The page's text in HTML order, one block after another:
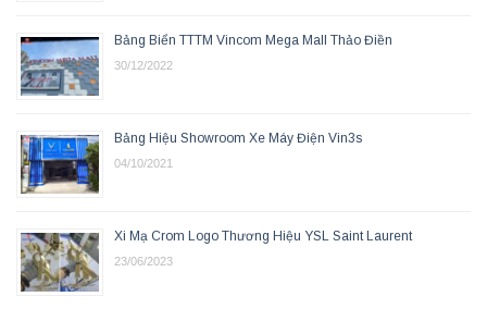
Bảng Biển TTTM Vincom Mega Mall Thảo Điền
30/12/2022
Bảng Hiệu Showroom Xe Máy Điện Vin3s
04/10/2021
Xi Mạ Crom Logo Thương Hiệu YSL Saint Laurent
23/06/2023